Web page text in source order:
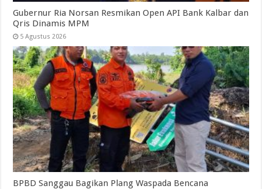
Gubernur Ria Norsan Resmikan Open API Bank Kalbar dan
Qris Dinamis MPM
5 Agustus 2026
BPBD Sanggau Bagikan Plang Waspada Bencana